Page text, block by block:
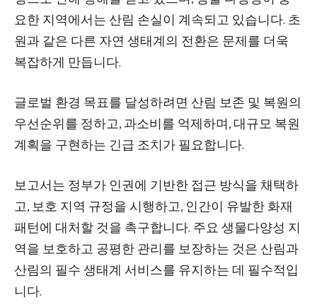
요한 지역에서는 산림 손실이 계속되고 있습니다. 초
원과 같은 다른 자연 생태계의 전환은 문제를 더욱
복잡하게 만듭니다.
글로벌 환경 목표를 달성하려면 산림 보존 및 복원의
우선순위를 정하고, 과소비를 억제하며, 대규모 복원
계획을 구현하는 긴급 조치가 필요합니다.
보고서는 정부가 인권에 기반한 접근 방식을 채택하
고, 보호 지역 규정을 시행하고, 인간이 유발한 화재
패턴에 대처할 것을 촉구합니다. 주요 생물다양성 지
역을 보호하고 공평한 관리를 보장하는 것은 산림과
산림의 필수 생태계 서비스를 유지하는 데 필수적입
니다.